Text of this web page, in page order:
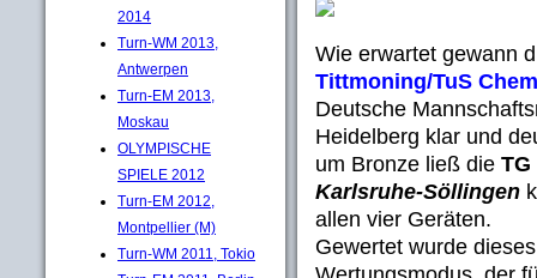
2014
Turn-WM 2013,
Antwerpen
Turn-EM 2013,
Moskau
OLYMPISCHE
SPIELE 2012
Turn-EM 2012,
Montpellier (M)
Turn-WM 2011, Tokio
Wie erwartet gewann
Tittmoning/TuS
Deutsche
Heidelberg klar und
um Bronze ließ die TG
Karlsruhe-Söllingen
allen vier Geräten.
Gewertet wurde